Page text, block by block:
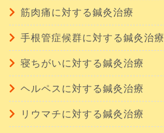
筋肉痛に対する鍼灸治療
手根管症候群に対する鍼灸治療
寝ちがいに対する鍼灸治療
ヘルペスに対する鍼灸治療
リウマチに対する鍼灸治療